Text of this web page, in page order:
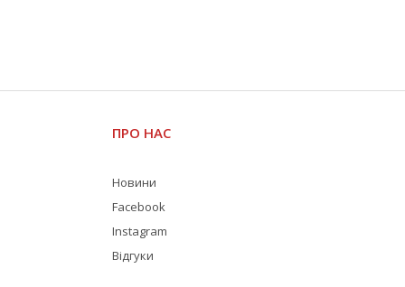
ПРО НАС
Новини
Facebook
Instagram
Відгуки